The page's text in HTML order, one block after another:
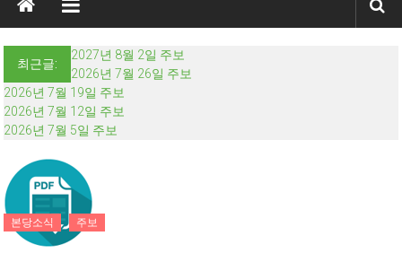
최근글:
2027년 8월 2일 주보
2026년 7월 26일 주보
2026년 7월 19일 주보
2026년 7월 12일 주보
2026년 7월 5일 주보
본당소식 주보